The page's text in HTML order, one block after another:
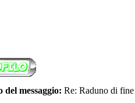
del messaggio: Re: Raduno di